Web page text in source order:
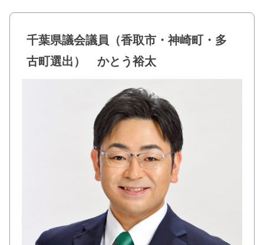
c
e
b
o
tt
er
e
千葉県議会議員（香取市・神崎町・多
古町選出） かとう裕太